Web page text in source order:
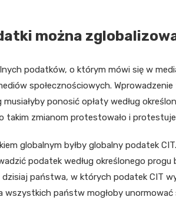
można
podatków, o którym mówi się w
społecznościowych.
musiałyby ponosić opłaty według
takim zmianom protestowało i
globalnym byłby globalny podatek
podatek według określonego
dzisiaj państwa, w których podatek CIT
wszystkich państw mogłoby